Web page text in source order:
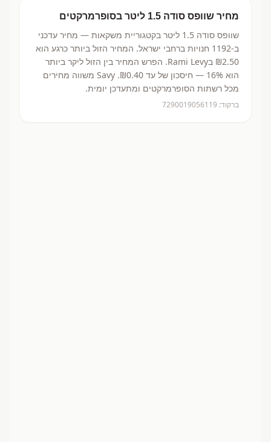
מחיר שוופס סודה 1.5 ליטר בסופרמרקטים
שוופס סודה 1.5 ליטר בקטגוריית משקאות — מחיר עדכני
ב-1192 חנויות ברחבי ישראל. המחיר הזול ביותר כרגע הוא
₪2.50 בRami Levy.
הפרש המחיר בין הזול ליקר ביותר
הוא 16% — חיסכון של עד ₪0.40.
Savy משווה מחירים
מכל רשתות הסופרמרקטים ומתעדכן יומית.
ברקוד: 7290019056119